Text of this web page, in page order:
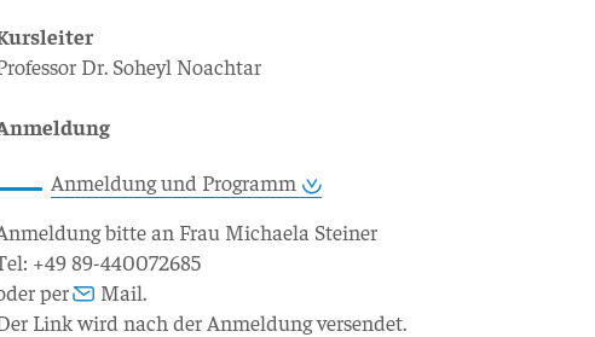
Dr. Soheyl Noachtar
Anmeldung und Programm
bitte an Frau Michaela Steiner
+49 89-440072685
per
Mail.
Link wird nach der Anmeldung versendet.